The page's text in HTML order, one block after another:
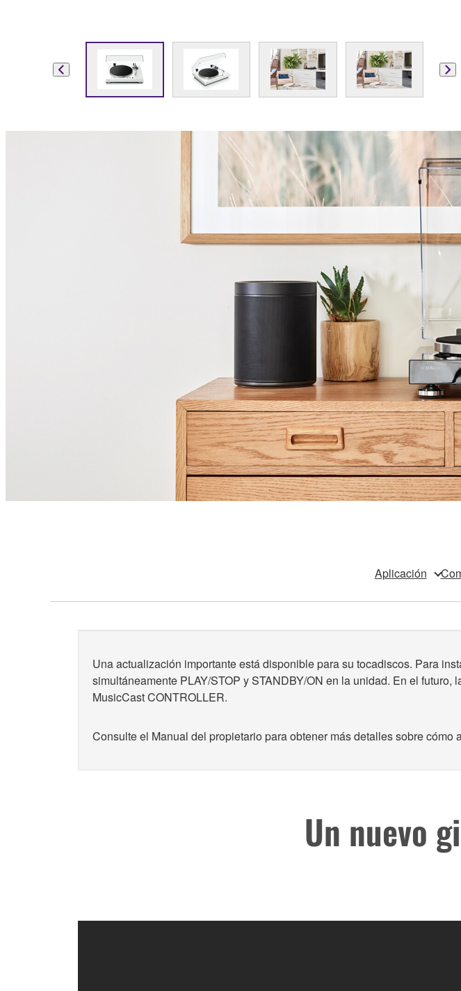
Aplicación
Una actualización importante está disponible para su tocadiscos. Para
simultáneamente PLAY/STOP y STANDBY/ON en la unidad. En el
MusicCast CONTROLLER.
Consulte el Manual del propietario para obtener más detalles sobre cómo
Un nuevo